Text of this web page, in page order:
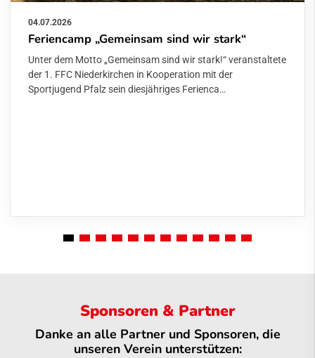
04.07.2026
Feriencamp „Gemeinsam sind wir stark“
Unter dem Motto „Gemeinsam sind wir stark!“ veranstaltete
der 1. FFC Niederkirchen in Kooperation mit der
Sportjugend Pfalz sein diesjähriges Ferienca…
Sponsoren & Partner
Danke an alle Partner und Sponsoren, die
unseren Verein unterstützen: